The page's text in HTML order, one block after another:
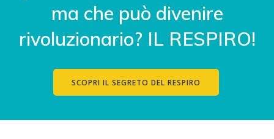
ma che può divenire
rivoluzionario? IL RESPIRO!
SCOPRI IL SEGRETO DEL RESPIRO